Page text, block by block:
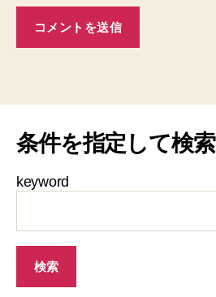
条件を指定して検索
keyword